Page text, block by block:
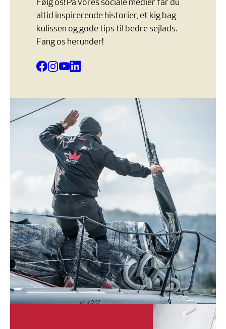
Følg os! På vores sociale medier får du
altid inspirerende historier, et kig bag
kulissen og gode tips til bedre sejlads.
Fang os herunder!